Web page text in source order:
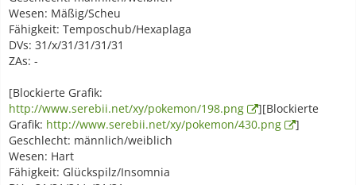
Wesen: Mäßig/Scheu
Fähigkeit: Temposchub/Hexaplaga
DVs: 31/x/31/31/31/31
ZAs: -
[Blockierte Grafik:
http://www.serebii.net/xy/pokemon/198.png
][Blockierte
Grafik: http://www.serebii.net/xy/pokemon/430.png
]
Geschlecht: männlich/weiblich
Wesen: Hart
Fähigkeit: Glückspilz/Insomnia